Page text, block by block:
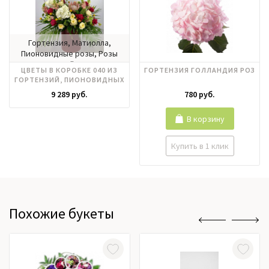
Гортензия, Матиолла,
Пионовидные розы, Розы
российские
ЦВЕТЫ В КОРОБКЕ 040 ИЗ
ГОРТЕНЗИЙ, ПИОНОВИДНЫХ
РОЗ, РОЗ РОССИЯ, ПРОТЕИ
9 289 руб.
ГОРТЕНЗИЯ ГОЛЛАНДИЯ РОЗ
780 руб.
Купить в 1 клик
В корзину
Похожие букеты